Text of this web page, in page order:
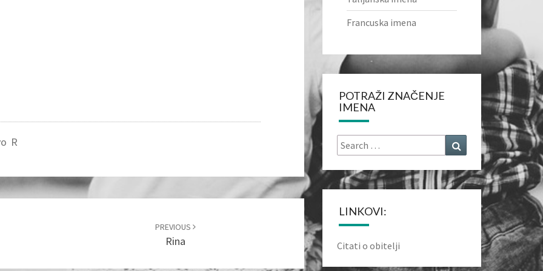
R
PREVIOUS
Rina
Francuska imena
POTRAŽI ZNAČENJE
IMENA
Search
for:
Search
LINKOVI:
Citati o obitelji